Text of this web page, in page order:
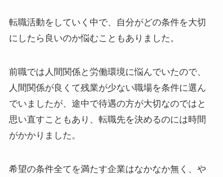
転職活動をしていく中で、自分がどの条件を大切
にしたら良いのか悩むこともありました。
前職では人間関係と労働環境に悩んでいたので、
人間関係が良くて残業が少ない職場を条件に選ん
でいましたが、途中で待遇の方が大切なのではと
思い直すこともあり、転職先を決めるのには時間
がかかりました。
希望の条件全てを満たす企業はなかなか無く、や